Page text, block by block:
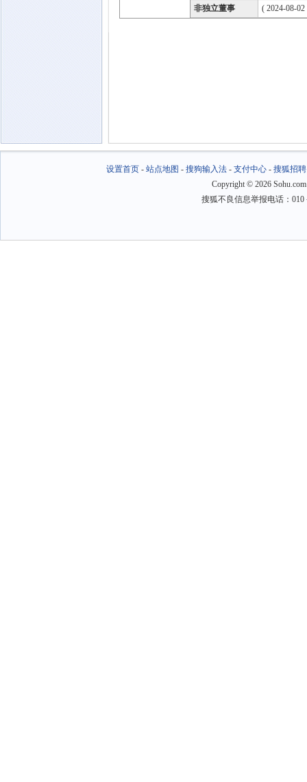
非独立董事
( 2024-08-
设置首页- 站点地图 - 搜狗输入法- 支付中心- 搜狐招聘
Copyright © 2026
搜狐不良信息举报电话：010